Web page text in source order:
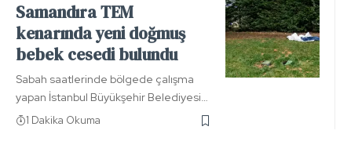
Samandıra TEM
kenarında yeni doğmuş
bebek cesedi bulundu
Sabah saatlerinde bölgede çalışma
yapan İstanbul Büyükşehir Belediyesi…
1 Dakika Okuma